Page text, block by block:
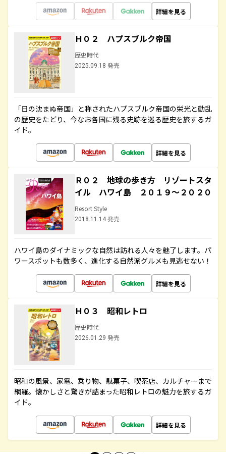
詳細を見る
Ｈ０２ ハプスブルク帝国
歴史時代
2025.09.18 発売
「日の沈まぬ帝国」と称されたハプスブルク帝国の栄光と動乱
の歴史をたどり、今なお各国に残る史跡を巡る歴史を旅するガ
イド。
詳細を見る
Ｒ０２ 地球の歩き方 リゾートスタ
イル ハワイ島 ２０１９～２０２０
Resort Style
2018.11.14 発売
ハワイ島のダイナミックな自然は訪れる人々を魅了します。パ
ワースポットも数多く、進化する自然派グルメも見逃せない！
詳細を見る
Ｈ０３ 昭和レトロ
歴史時代
2026.01.29 発売
昭和の風景、家電、乗り物、駄菓子、喫茶店、カルチャーまで
網羅。懐かしさと驚きが詰まった昭和レトロの魅力を旅するガ
イド。
詳細を見る